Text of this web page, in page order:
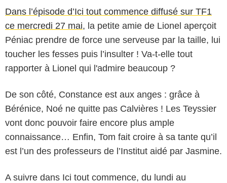
Dans l’épisode d’Ici tout commence diffusé sur TF1
ce mercredi 27 mai, la petite amie de Lionel aperçoit
Péniac prendre de force une serveuse par la taille, lui
toucher les fesses puis l’insulter ! Va-t-elle tout
rapporter à Lionel qui l'admire beaucoup ?
De son côté, Constance est aux anges : grâce à
Bérénice, Noé ne quitte pas Calvières ! Les Teyssier
vont donc pouvoir faire encore plus ample
connaissance… Enfin, Tom fait croire à sa tante qu’il
est l’un des professeurs de l’Institut aidé par Jasmine.
A suivre dans Ici tout commence, du lundi au